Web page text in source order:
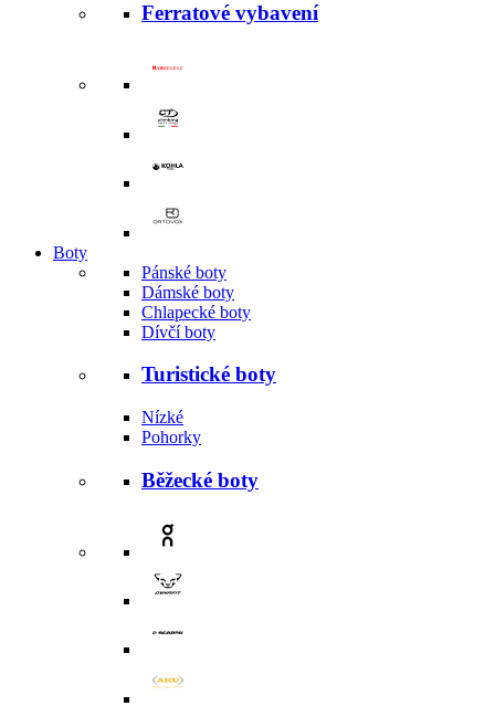
Ferratové vybavení
Boty
Pánské boty
Dámské boty
Chlapecké boty
Dívčí boty
Turistické boty
Nízké
Pohorky
Běžecké boty